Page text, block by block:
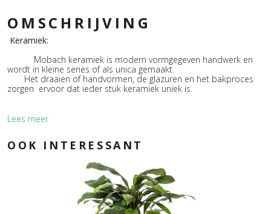
OMSCHRIJVING
Keramiek:
Mobach keramiek is modern vormgegeven handwerk en
wordt in kleine series of als unica gemaakt.
Het draaien of handvormen, de glazuren en het bakproces
zorgen ervoor dat ieder stuk keramiek uniek is.
Glazuur:
De glazuren, volgens eigen receptuur, zijn mineralen,
edelmetalen en oxiden gemengd met
glasgrondstoffen en eventueel mattering middelen.
Lees meer
OOK INTERESSANT